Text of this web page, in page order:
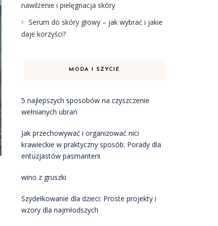
nawilżenie i pielęgnacja skóry
Serum do skóry głowy – jak wybrać i jakie
daje korzyści?
MODA I SZYCIE
5 najlepszych sposobów na czyszczenie
wełnianych ubrań
Jak przechowywać i organizować nici
krawieckie w praktyczny sposób: Porady dla
entuzjastów pasmanterii
wino z gruszki
Szydełkowanie dla dzieci: Proste projekty i
wzory dla najmłodszych